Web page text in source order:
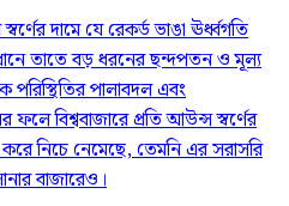
দামে যে রেকর্ড ভাঙা ঊর্ধ্বগতি
তাতে বড় ধরনের ছন্দপতন ও মূল্য
পালাবদল এবং
ফলে বিশ্ববাজারে প্রতি আউন্স স্বর্ণের
নিচে নেমেছে, তেমনি এর সরাসরি
বাজারেও।